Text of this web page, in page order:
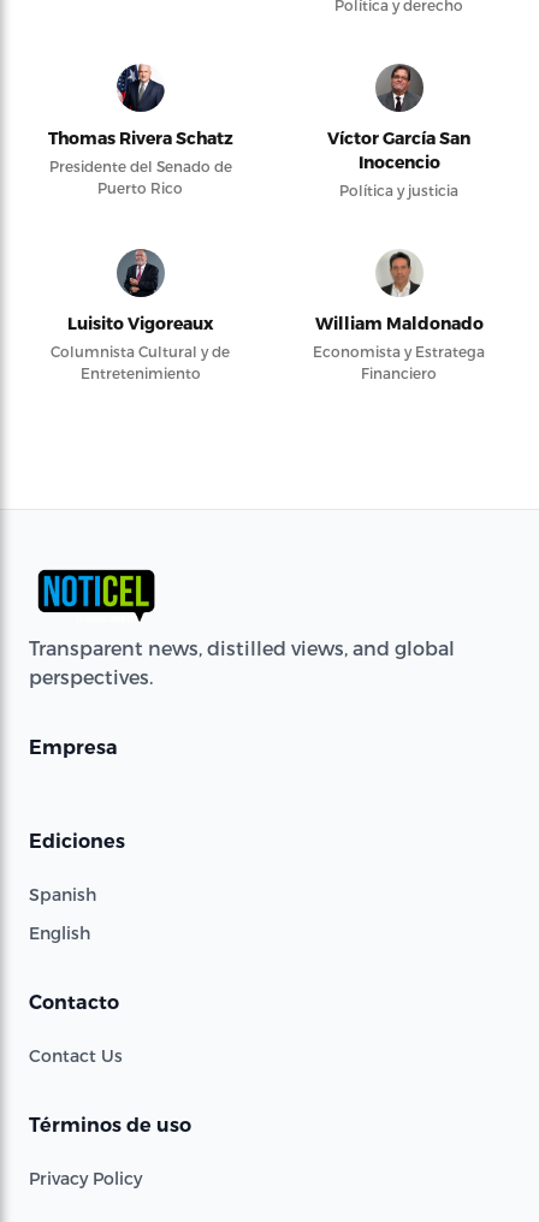
Política y derecho
Thomas Rivera Schatz
Presidente del Senado de
Puerto Rico
Víctor García San
Inocencio
Política y justicia
Luisito Vigoreaux
Columnista Cultural y de
Entretenimiento
William Maldonado
Economista y Estratega
Financiero
Transparent news, distilled views, and global
perspectives.
Empresa
Ediciones
Spanish
English
Contacto
Contact Us
Términos de uso
Privacy Policy